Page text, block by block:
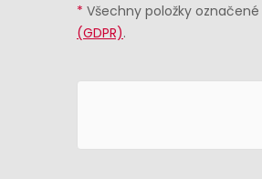
* Všechny položky
(GDPR).